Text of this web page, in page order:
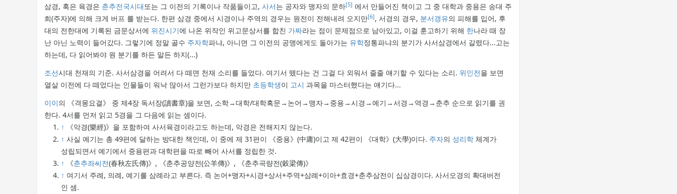
삼경, 혹은 육경은 춘추전국시대또는 그 이전의 기록이나 작품들이고, 사서는 공자와 맹자의 문하[5] 에서 만들어진 책이고 그 중 대학과 중용은 송대 주
희(주자)에 의해 크게 버프 를 받는다. 한편 삼경 중에서 시경이나 주역의 경우는 원전이 전해내려 오지만[6], 서경의 경우, 분서갱유의 피해를 입어, 후
대의 전한대에 기록된 금문상서에 위진시기에 나온 위작인 위고문상서를 합친 가짜라는 점이 문제점으로 남아있고, 이걸 훈고하기 위해 한나라 때 장
난 아닌 노력이 들어갔다. 그렇기에 정말 골수 주자학파냐, 아니면 그 이전의 공맹에게도 돌아가는 유학정통파냐의 분기가 사서삼경에서 갈렸다...고는
하는데, 다 읽어봐야 원 분기를 하든 말든 하지(...)
조선시대 천재의 기준. 사서삼경을 어려서 다 떼면 천재 소리를 들었다. 여기서 뗐다는 건 그걸 다 외워서 줄줄 얘기할 수 있다는 소리. 위인전을 보면
열살 이전에 다 떼었다는 인물들이 워낙 많아서 그런가보다 하지만 초등학생이 고시 과목을 마스터했다는 얘기다...
이이의 《격몽요결》 중 제4장 독서장(讀書章)을 보면, 소학→대학/대학혹문→논어→맹자→중용→시경→예기→서경→역경→춘추 순으로 읽기를 권
한다. 4서를 먼저 읽고 5경을 그 다음에 읽는 셈이다.
↑
《악경(樂經)》을 포함하여 사서육경이라고도 하는데, 악경은 전해지지 않는다.
↑ 사실 예기는 총 49편에 달하는 방대한 책인데, 이 중에 제 31편이 《중용》(中庸)이고 제 42편이 《대학》(大學)이다. 주자의 성리학 체계가
성립되면서 예기에서 중용편과 대학편을 따로 빼어 사서를 정립한 것.
↑
《춘추좌씨전(春秋左氏傳)》, 《춘추공양전(公羊傳)》, 《춘추곡량전(穀梁傳)》
↑ 여기서 주례, 의례, 예기를 삼례라고 부른다. 즉 논어+맹자+시경+상서+주역+삼례+이아+효경+춘추삼전이 십삼경이다. 사서오경의 확대버전
인 셈.